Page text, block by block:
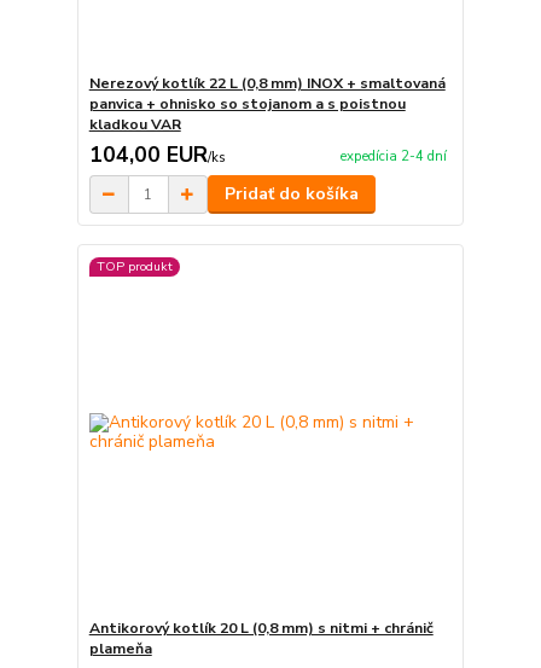
Nerezový kotlík 22 L (0,8 mm) INOX + smaltovaná
panvica + ohnisko so stojanom a s poistnou
kladkou VAR
104,00 EUR/ks expedícia 2-4 dní
Pridať do košíka
TOP produkt
Antikorový kotlík 20 L (0,8 mm) s nitmi + chránič
plameňa